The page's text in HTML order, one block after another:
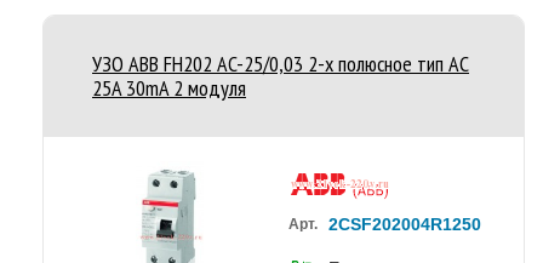
УЗО ABB FH202 AC-25/0,03 2-х полюсное тип AC
25A 30mA 2 модуля
Арт. 2CSF202004R1250